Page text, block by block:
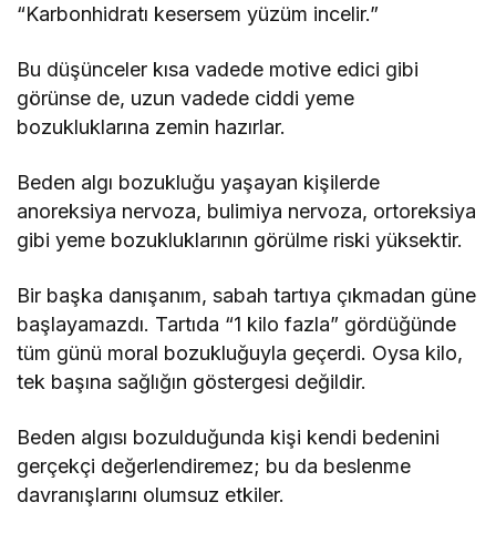
“Karbonhidratı kesersem yüzüm incelir.”
Bu düşünceler kısa vadede motive edici gibi
görünse de, uzun vadede ciddi yeme
bozukluklarına zemin hazırlar.
Beden algı bozukluğu yaşayan kişilerde
anoreksiya nervoza, bulimiya nervoza, ortoreksiya
gibi yeme bozukluklarının görülme riski yüksektir.
Bir başka danışanım, sabah tartıya çıkmadan güne
başlayamazdı. Tartıda “1 kilo fazla” gördüğünde
tüm günü moral bozukluğuyla geçerdi. Oysa kilo,
tek başına sağlığın göstergesi değildir.
Beden algısı bozulduğunda kişi kendi bedenini
gerçekçi değerlendiremez; bu da beslenme
davranışlarını olumsuz etkiler.